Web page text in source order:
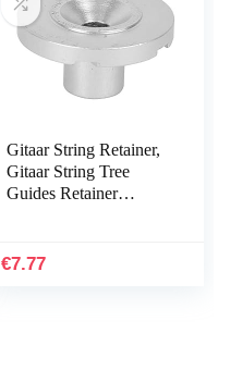
Gitaar String Retainer,
Gitaar String Tree
Guides Retainer
€7.77